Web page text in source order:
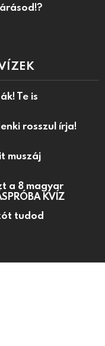
Te is
rosszul írja!
muszáj
a 8 magyar
KVÍZ
tudod